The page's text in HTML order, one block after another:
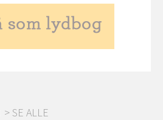
SE ALLE